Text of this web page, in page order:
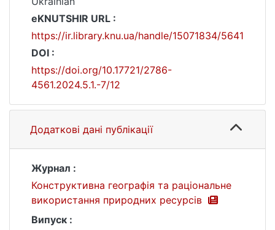
eKNUTSHIR URL :
https://ir.library.knu.ua/handle/15071834/5641
DOI :
https://doi.org/10.17721/2786-
4561.2024.5.1.-7/12
Додаткові дані публікації
Журнал :
Конструктивна географія та раціональне
використання природних ресурсів
Випуск :